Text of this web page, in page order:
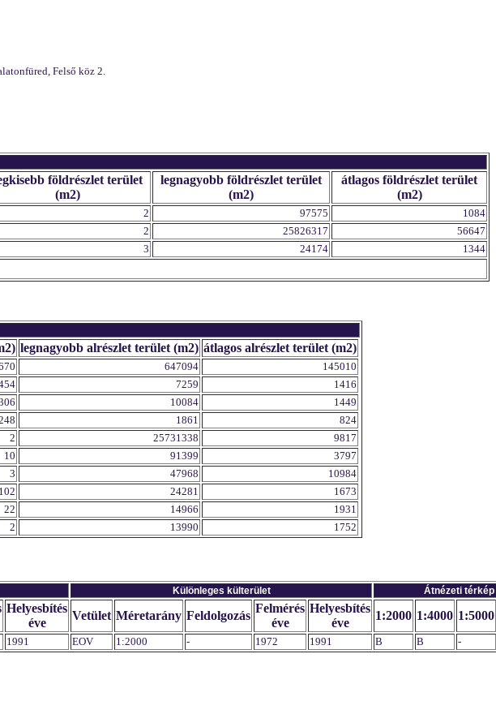
Felső köz 2.
földrészlet terület
(m2)
legnagyobb földrészlet terület
(m2)
átlagos földrészlet terület
(m2)
2 97575
1084
2 25826317
56647
3 24174 1344
legnagyobb alrészlet terület (m2) átlagos alrészlet terület (m2)
647094
145010
7259
1416
10084
1449
1861
824
2 25731338
9817
10 91399
3797
3 47968
10984
102 24281
1673
22 14966
1931
2 13990 1752
Különleges külterület Átnézeti térkép
Helyesbítés
éve
Vetület Méretarány Feldolgozás
Felmérés
éve
Helyesbítés
éve
1:2000 1:4000 1:5000
1991 EOV 1:2000 - 1972 1991 B B -